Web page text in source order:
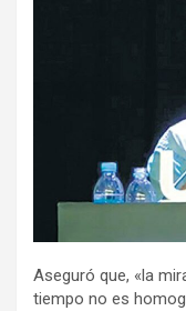
Aseguró que, «la
tiempo no es